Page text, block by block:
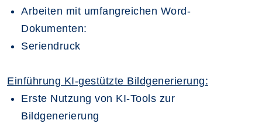
Arbeiten mit umfangreichen Word-
Dokumenten:
Seriendruck
Einführung KI-gestützte Bildgenerierung:
Erste Nutzung von KI-Tools zur
Bildgenerierung